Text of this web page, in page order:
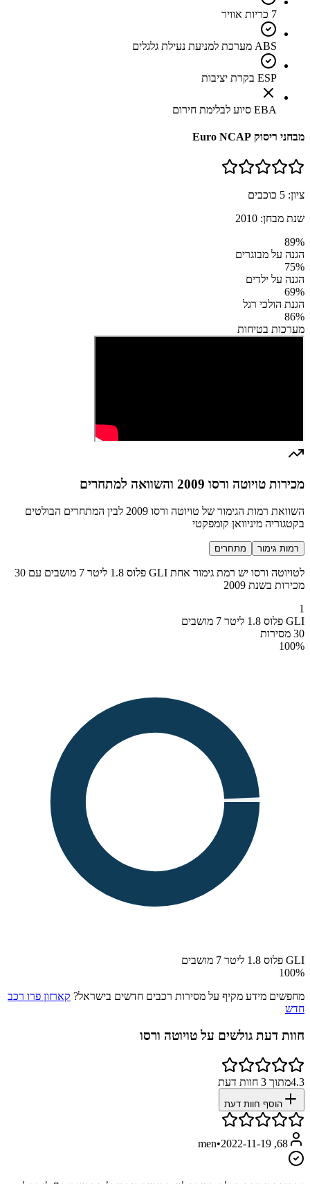
7 כריות אוויר
ABS מערכת למניעת נעילת גלגלים
ESP בקרת יציבות
EBA סיוע לבלימת חירום
מבחני ריסוק Euro NCAP
ציון: 5 כוכבים
שנת מבחן: 2010
89%
הגנה על מבוגרים
75%
הגנה על ילדים
69%
הגנת הולכי רגל
86%
מערכות בטיחות
מכירות טויוטה ורסו 2009 והשוואה למתחרים
השוואת רמות הגימור של טויוטה ורסו 2009 לבין המתחרים הבולטים
בקטגוריה מיניוואן קומפקטי
רמות גימור מתחרים
לטויוטה ורסו יש רמת גימור אחת GLI פלוס 1.8 ליטר 7 מושבים עם 30
מכירות בשנת 2009
1
GLI פלוס 1.8 ליטר 7 מושבים
30 מסירות
100%
GLI פלוס 1.8 ליטר 7 מושבים
100%
מחפשים מידע מקיף על מסירות רכבים חדשים בישראל? קארזון פרו רכב
חדש
חוות דעת גולשים על טויוטה ורסו
4.3מתוך 3 חוות דעת
הוסף חוות דעת
68, men
•2022-11-19